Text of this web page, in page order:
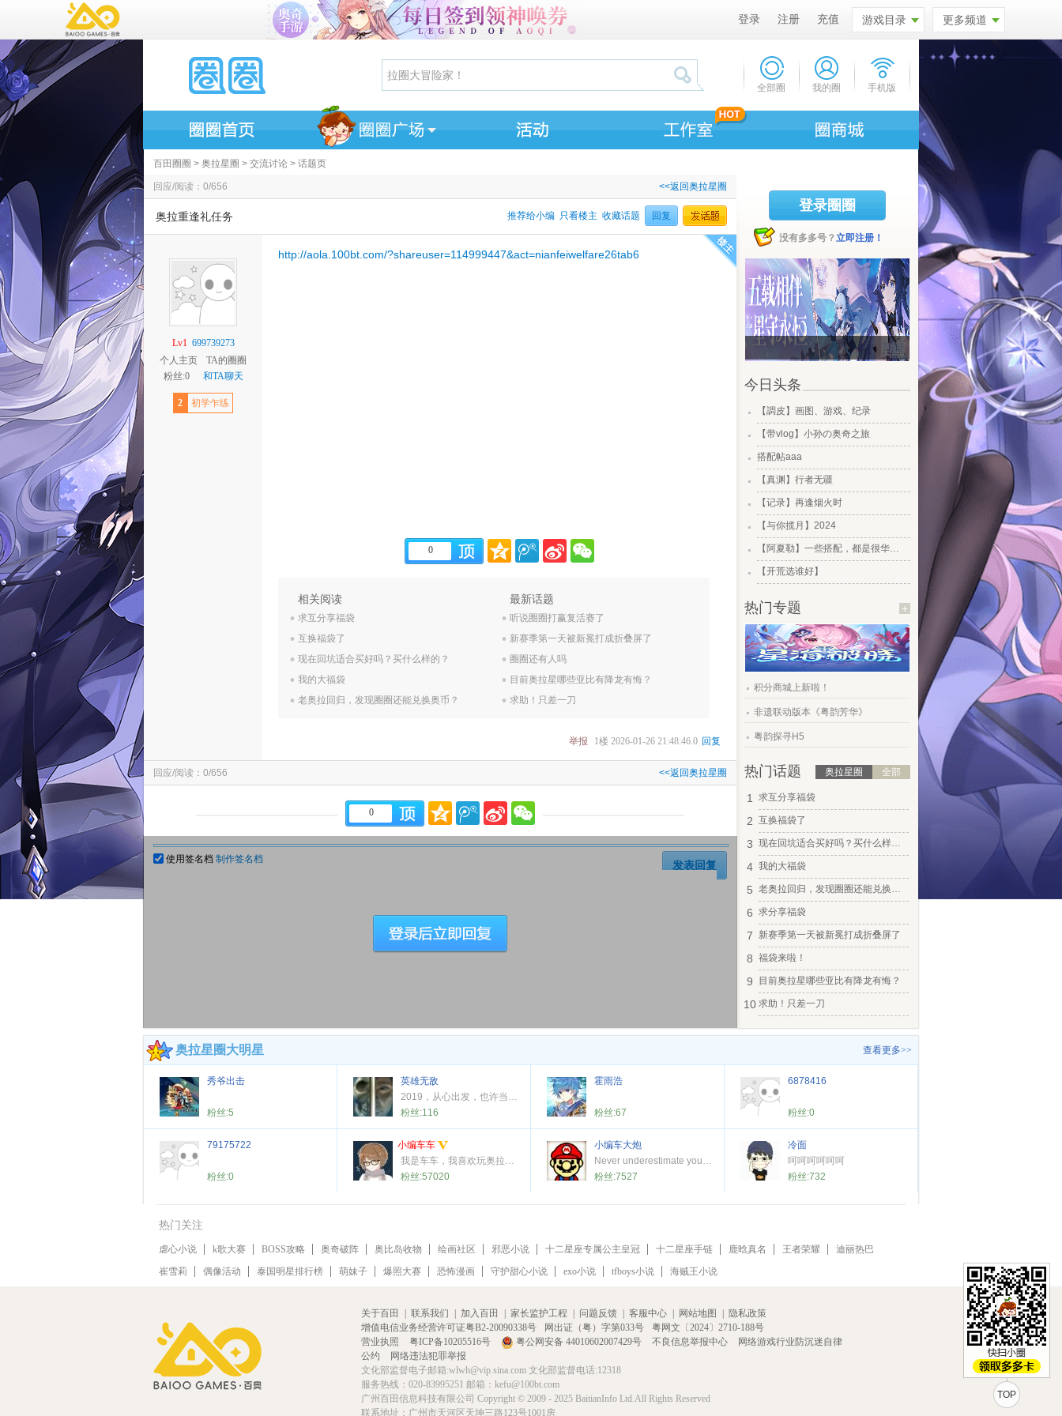
充值 游戏目录 更多频道
登录 注册
全部圈 我的圈 手机版
百田圈圈 > 奥拉星圈 > 交流讨论 > 话题页
<<返回奥拉星圈
回应/阅读：0/656
奥拉重逢礼任务 回复
收藏话题
只看楼主
推荐给小编
Lv1 699739273
个人主页
TA的圈圈
粉丝:0
和TA聊天
2 初学乍练
http://aola.100bt.com/?shareuser=114999447&act=nianfeiwelfare26tab6
0
相关阅读
. 求互分享福袋
. 互换福袋了
. 现在回坑适合买好吗？买什么样的？
. 我的大福袋
. 老奥拉回归，发现圈圈还能兑换奥币？
最新话题
. 听说圈圈打赢复活赛了
. 新赛季第一天被新冕打成折叠屏了
. 圈圈还有人吗
. 目前奥拉星哪些亚比有降龙有悔？
. 求助！只差一刀
回复
举报 1楼 2026-01-26 21:48:46.0
<<返回奥拉星圈
回应/阅读：0/656
0
发表回复
使用签名档 制作签名档
登录圈圈
没有多多号？ 立即注册！
今日头条
. 【調皮】画图、游戏、纪录
. 【带vlog】小孙の奥奇之旅
. 搭配帖aaa
. 【真渊】行者无疆
. 【记录】再逢烟火时
. 【与你揽月】2024
. 【阿夏勒】一些搭配，都是很华丽的一些搭配
. 【开荒选谁好】
热门专题 +
. 积分商城上新啦！
. 非遗联动版本《粤韵芳华》
. 粤韵探寻H5
热门话题 全部
奥拉星圈
1 求互分享福袋
2 互换福袋了
3 现在回坑适合买好吗？买什么样的？
4 我的大福袋
5 老奥拉回归，发现圈圈还能兑换奥币？
6 求分享福袋
7 新赛季第一天被新冕打成折叠屏了
8 福袋来啦！
9 目前奥拉星哪些亚比有降龙有悔？
10 求助！只差一刀
查看更多>>
奥拉星圈大明星
秀爷出击
粉丝:5
英雄无敌
2019，从心出发，也许当一个人从不同的角度去观察世界，才能领略不一样的事物与真理
粉丝:116
霍雨浩
粉丝:67
6878416
粉丝:0
79175722
粉丝:0
小编车车
我是车车，我喜欢玩奥拉星！
粉丝:57020
小编车大炮
Never underestimate your power to change yourself !
粉丝:7527
冷面
呵呵呵呵呵呵
粉丝:732
热门关注
虐心小说 k歌大赛 BOSS攻略 奥奇破阵 奥比岛收物 绘画社区 邪恶小说 十二星座专属公主皇冠 十二星座手链 鹿晗真名 王者荣耀
迪丽热巴
崔雪莉
偶像活动 泰国明星排行榜 萌妹子 爆照大赛 恐怖漫画 守护甜心小说 exo小说 tfboys小说 海贼王小说
关于百田 联系我们 加入百田 家长监护工程 问题反馈 客服中心 网站地图
隐私政策
增值电信业务经营许可证粤B2-20090338号
网出证（粤）字第033号
粤网文〔2024〕2710-188号
营业执照
粤ICP备10205516号 粤公网安备 44010602007429号 不良信息举报中心
网络游戏行业防沉迷自律
公约
网络违法犯罪举报
文化部监督电子邮箱:wlwh@vip.sina.com 文化部监督电话:12318
服务热线：020-83995251 邮箱：kefu@100bt.com
广州百田信息科技有限公司 Copyright © 2009 - 2025 BaitianInfo Ltd.All Rights Reserved
联系地址：广州市天河区天坤三路123号1001房
TOP